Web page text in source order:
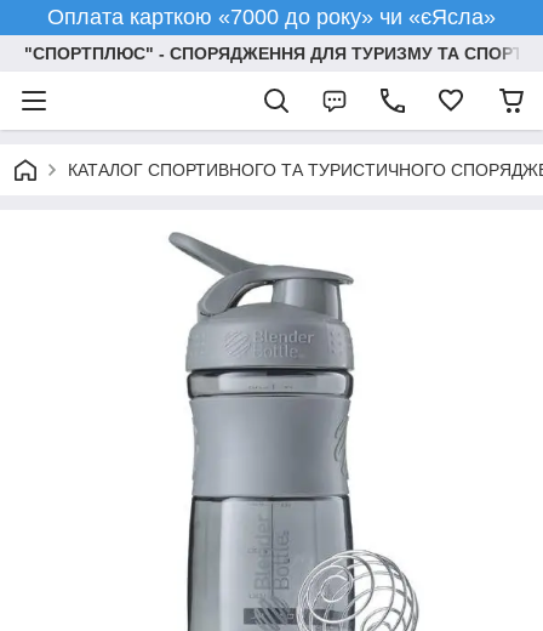
Оплата карткою «7000 до року» чи «єЯсла»
"СПОРТПЛЮС" - СПОРЯДЖЕННЯ ДЛЯ ТУРИЗМУ ТА СПОРТУ
КАТАЛОГ СПОРТИВНОГО ТА ТУРИСТИЧНОГО